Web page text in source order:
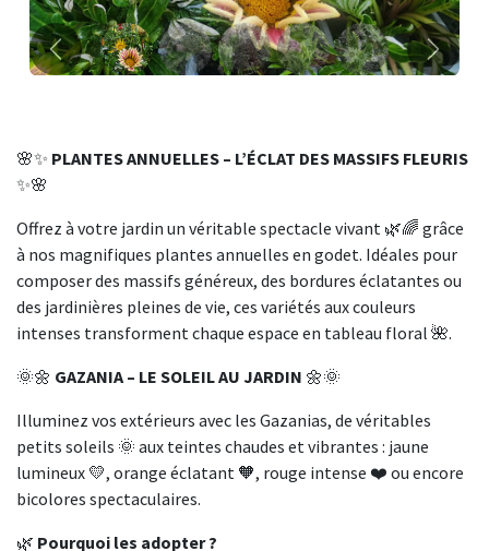
Précédent Suivant
🌸✨ PLANTES ANNUELLES – L’ÉCLAT DES MASSIFS FLEURIS
✨🌸
Offrez à votre jardin un véritable spectacle vivant 🌿🌈 grâce
à nos magnifiques plantes annuelles en godet. Idéales pour
composer des massifs généreux, des bordures éclatantes ou
des jardinières pleines de vie, ces variétés aux couleurs
intenses transforment chaque espace en tableau floral 🌺.
🌞🌼 GAZANIA – LE SOLEIL AU JARDIN 🌼🌞
Illuminez vos extérieurs avec les Gazanias, de véritables
petits soleils 🌞 aux teintes chaudes et vibrantes : jaune
lumineux 💛, orange éclatant 🧡, rouge intense ❤️ ou encore
bicolores spectaculaires.
🌿 Pourquoi les adopter ?